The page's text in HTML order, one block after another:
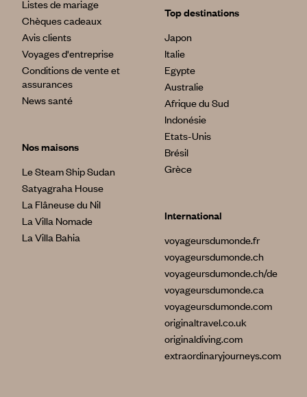
Listes de mariage
Chèques cadeaux
Avis clients
Voyages d'entreprise
Conditions de vente et
assurances
News santé
Nos maisons
Le Steam Ship Sudan
Satyagraha House
La Flâneuse du Nil
La Villa Nomade
La Villa Bahia
Top destinations
Japon
Italie
Egypte
Australie
Afrique du Sud
Indonésie
Etats-Unis
Brésil
Grèce
International
voyageursdumonde.fr
voyageursdumonde.ch
voyageursdumonde.ch/de
voyageursdumonde.ca
voyageursdumonde.com
originaltravel.co.uk
originaldiving.com
extraordinaryjourneys.com